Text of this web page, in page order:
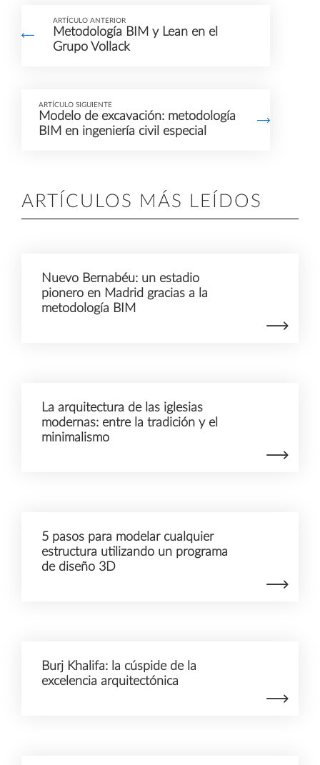
ARTÍCULO ANTERIOR
Metodología BIM y Lean en el
Grupo Vollack
ARTÍCULO SIGUIENTE
Modelo de excavación: metodología
BIM en ingeniería civil especial
ARTÍCULOS MÁS LEÍDOS
Nuevo Bernabéu: un estadio
pionero en Madrid gracias a la
metodología BIM
La arquitectura de las iglesias
modernas: entre la tradición y el
minimalismo
5 pasos para modelar cualquier
estructura utilizando un programa
de diseño 3D
Burj Khalifa: la cúspide de la
excelencia arquitectónica